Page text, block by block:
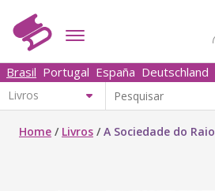
Brasil Portugal España Deutschland
Home / Livros /A Sociedade do Raio